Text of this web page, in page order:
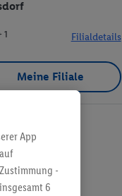
1 Filialdetails
Meine Filiale
App
-
6